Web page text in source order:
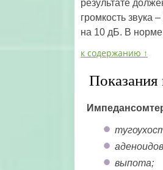
результате
громкость звука
на 10 дБ. В
к содержанию ↑
выпота;